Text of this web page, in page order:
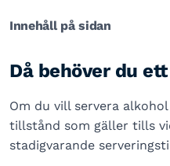
Innehåll på sidan
Då behöver du
Om du vill servera
tillstånd som gäller tills
stadigvarande